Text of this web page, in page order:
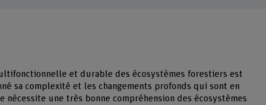
et durable des écosystèmes forestiers est
sa complexité et les changements profonds qui sont en
nécessite une très bonne compréhension des écosystèmes